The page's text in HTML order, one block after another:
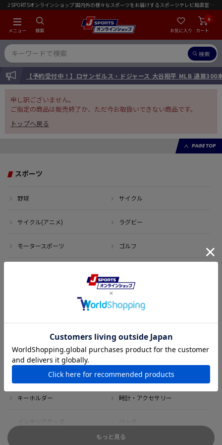
J SPORTSオンラインショップ 国内外の様々なスポーツをお届けするスポーツテレビ局直営店｜会員限定初回ご注文送料無料キャンペーン実施中！
メニュー 検索 お気に入り カート
0
検索
INFORMATION【予約受付中！】ロサンゼルス・ドジャース 大谷翔平 MLB 通算300
申し訳ございません。
ご指定の商品は販売終了か、ただ今お取扱いできない商品です。
トップへ戻る
PAGE TOP
スポーツ
野球 サイクル
サイクル(アニメ) ラグビー
モータースポーツ ゴルフ
アウトレット サイン・記念グッズ
ボブルヘッド・ぬいぐるみ Tシャツ
DVD・ブルーレイ 雑貨
キーホルダー 時計・アクセサリー
インテリアグッズ バッグ
もっと見る